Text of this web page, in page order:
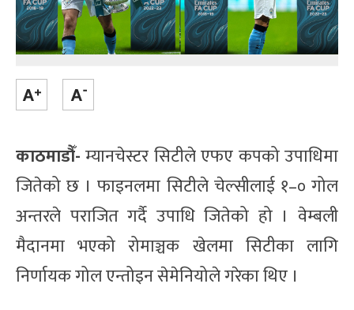
काठमाडौँ-म्यानचेस्टर सिटीले एफए कपको उपाधिमा
जितेको छ । फाइनलमा सिटीले चेल्सीलाई १–० गोल
अन्तरले पराजित गर्दै उपाधि जितेको हो । वेम्बली
मैदानमा भएको रोमाञ्चक खेलमा सिटीका लागि
निर्णायक गोल एन्तोइन सेमेनियोले गरेका थिए ।